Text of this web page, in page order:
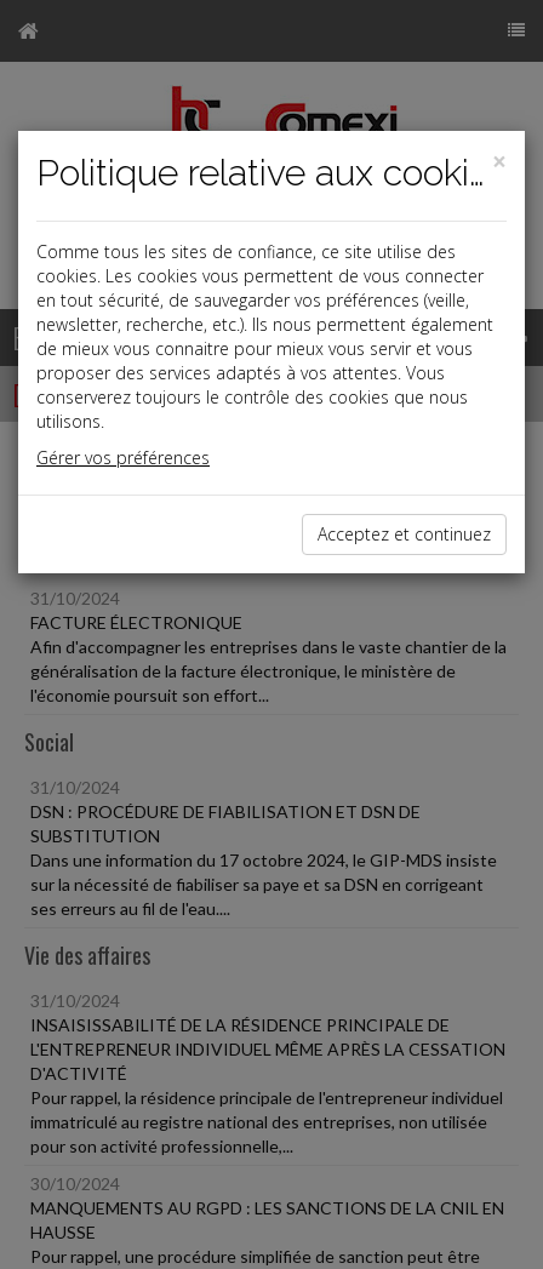
j
a
Base documentaire
Dépêches
Liste des dernières dépêches
31/10/2024
FACTURE ÉLECTRONIQUE
Afin d'accompagner les entreprises dans le vaste chantier de la
généralisation de la facture électronique, le ministère de
l'économie poursuit son effort...
Social
31/10/2024
DSN : PROCÉDURE DE FIABILISATION ET DSN DE
SUBSTITUTION
Dans une information du 17 octobre 2024, le GIP-MDS insiste
sur la nécessité de fiabiliser sa paye et sa DSN en corrigeant
ses erreurs au fil de l'eau....
Vie des affaires
31/10/2024
INSAISISSABILITÉ DE LA RÉSIDENCE PRINCIPALE DE
L'ENTREPRENEUR INDIVIDUEL MÊME APRÈS LA CESSATION
D'ACTIVITÉ
Pour rappel, la résidence principale de l'entrepreneur individuel
immatriculé au registre national des entreprises, non utilisée
pour son activité professionnelle,...
30/10/2024
MANQUEMENTS AU RGPD : LES SANCTIONS DE LA CNIL EN
HAUSSE
Pour rappel, une procédure simplifiée de sanction peut être
×
Politique relative aux cookies
Comme tous les sites de confiance, ce site utilise des
cookies. Les cookies vous permettent de vous connecter
en tout sécurité, de sauvegarder vos préférences (veille,
newsletter, recherche, etc.). Ils nous permettent également
de mieux vous connaitre pour mieux vous servir et vous
proposer des services adaptés à vos attentes. Vous
conserverez toujours le contrôle des cookies que nous
utilisons.
Gérer vos préférences
Acceptez et continuez